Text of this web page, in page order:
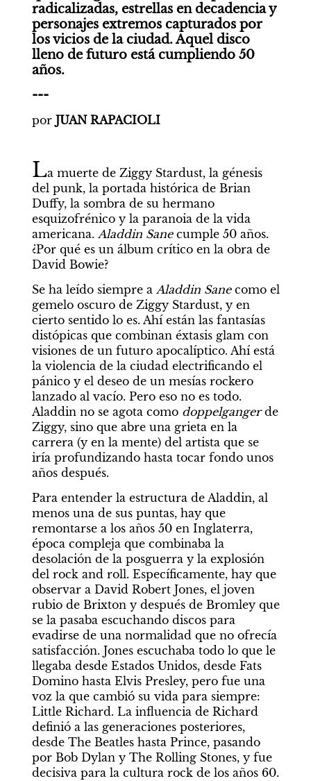
radicalizadas, estrellas en decadencia y
personajes extremos capturados por
los vicios de la ciudad. Aquel disco
lleno de futuro está cumpliendo 50
años.
---
por JUAN RAPACIOLI
La muerte de Ziggy Stardust, la génesis
del punk, la portada histórica de Brian
Duffy, la sombra de su hermano
esquizofrénico y la paranoia de la vida
americana. Aladdin Sane cumple 50 años.
¿Por qué es un álbum crítico en la obra de
David Bowie?
Se ha leído siempre a Aladdin Sane como el
gemelo oscuro de Ziggy Stardust, y en
cierto sentido lo es. Ahí están las fantasías
distópicas que combinan éxtasis glam con
visiones de un futuro apocalíptico. Ahí está
la violencia de la ciudad electrificando el
pánico y el deseo de un mesías rockero
lanzado al vacío. Pero eso no es todo.
Aladdin no se agota como doppelganger de
Ziggy, sino que abre una grieta en la
carrera (y en la mente) del artista que se
iría profundizando hasta tocar fondo unos
años después.
Para entender la estructura de Aladdin, al
menos una de sus puntas, hay que
remontarse a los años 50 en Inglaterra,
época compleja que combinaba la
desolación de la posguerra y la explosión
del rock and roll. Específicamente, hay que
observar a David Robert Jones, el joven
rubio de Brixton y después de Bromley que
se la pasaba escuchando discos para
evadirse de una normalidad que no ofrecía
satisfacción. Jones escuchaba todo lo que le
llegaba desde Estados Unidos, desde Fats
Domino hasta Elvis Presley, pero fue una
voz la que cambió su vida para siempre:
Little Richard. La influencia de Richard
definió a las generaciones posteriores,
desde The Beatles hasta Prince, pasando
por Bob Dylan y The Rolling Stones, y fue
decisiva para la cultura rock de los años 60.